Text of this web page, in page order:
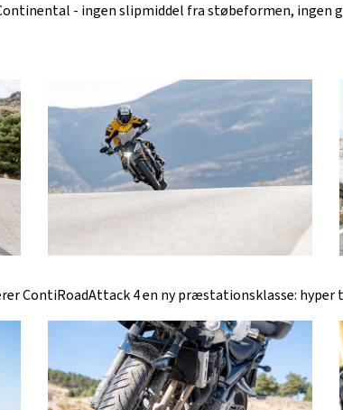
- ingen slipmiddel fra støbeformen, ingen
ContiRoadAttack 4 en ny præstationsklasse: